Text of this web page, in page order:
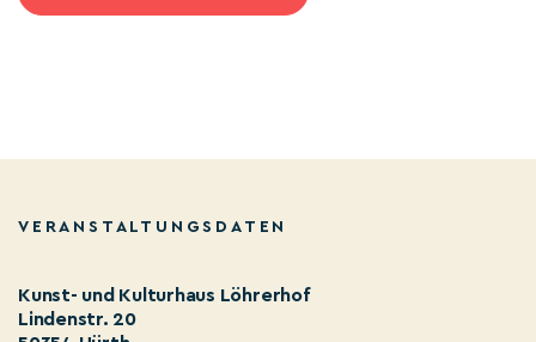
VERANSTALTUNGSDATEN
Kunst- und Kulturhaus Löhrerhof
Lindenstr. 20